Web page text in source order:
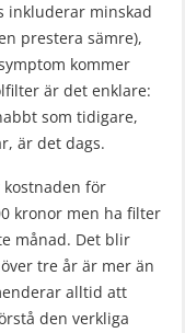
inkluderar minskad
prestera sämre),
kommer
är det enklare:
som tidigare,
är det dags.
kostnaden för
kronor men ha filter
månad. Det blir
tre år är mer än
alltid att
den verkliga